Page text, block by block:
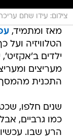
צילום: עידו שחם
מאז ומתמיד,
הטלוויזיה ועל
ילדים
מעריצים
התכנית
שנים חלפו,
כמו גרביים,
הרע שבו.